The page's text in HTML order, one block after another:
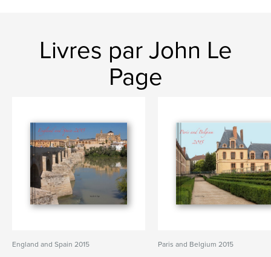
Livres par John Le
Page
England and Spain 2015 Paris and Belgium 2015